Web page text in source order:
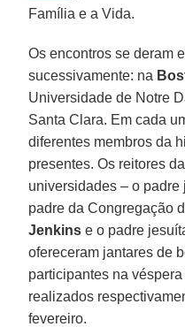
Família e a Vida.
Os encontros se deram
sucessivamente: na
Universidade de Notre
Santa Clara. Em cada
diferentes membros da
presentes. Os reitores
universidades – o
padre da Congregação
Jenkins e o padre
ofereceram jantares de
participantes na
realizados
fevereiro.